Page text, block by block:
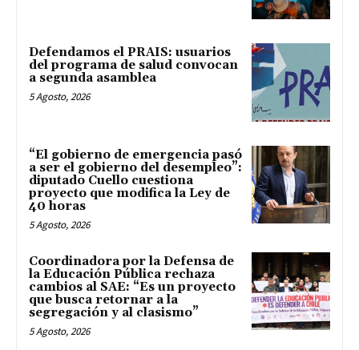
Defendamos el PRAIS: usuarios
del programa de salud convocan
a segunda asamblea
5 Agosto, 2026
“El gobierno de emergencia pasó
a ser el gobierno del desempleo”:
diputado Cuello cuestiona
proyecto que modifica la Ley de
40 horas
5 Agosto, 2026
Coordinadora por la Defensa de
la Educación Pública rechaza
cambios al SAE: “Es un proyecto
que busca retornar a la
segregación y al clasismo”
5 Agosto, 2026